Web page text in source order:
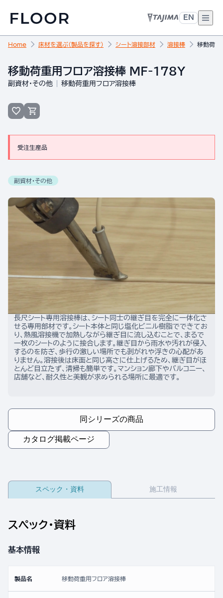
EN
Home 床材を選ぶ（製品を探す） シート溶接部材 溶接棒 移動荷
移動荷重用フロア溶接棒 MF-178Y
副資材・その他 移動荷重用フロア溶接棒
受注生産品
副資材・その他
長尺シート専用溶接棒は、シート同士の継ぎ目を完全に一体化さ
せる専用部材です。シート本体と同じ塩化ビニル樹脂でできてお
り、熱風溶接機で加熱しながら継ぎ目に流し込むことで、まるで
一枚のシートのように接合します。継ぎ目から雨水や汚れが侵入
するのを防ぎ、歩行の激しい場所でも剥がれや浮きの心配があ
りません。溶接後は床面と同じ高さに仕上げるため、継ぎ目がほ
とんど目立たず、清掃も簡単です。マンション廊下やバルコニー、
店舗など、耐久性と美観が求められる場所に最適です。
同シリーズの商品
カタログ掲載ページ
スペック・資料 施工情報
スペック・資料
基本情報
製品名 移動荷重用フロア溶接棒